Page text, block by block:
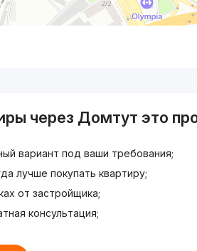
через Домтут это
вариант под ваши требования;
лучше покупать квартиру;
от застройщика;
консультация;